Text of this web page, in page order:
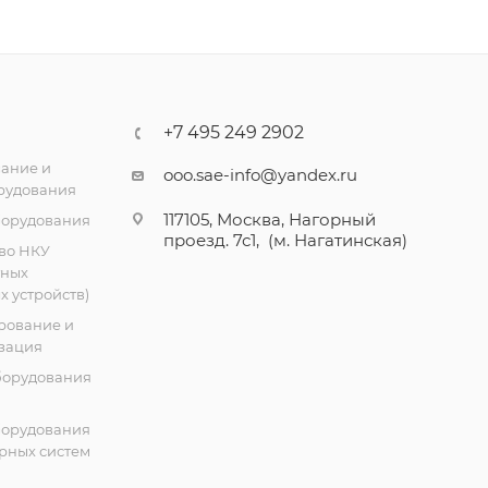
и
НКУ
устройств)
и
систем
+7 495 249 2902
ooo.sae-info@yandex.ru
117105, Москва, Нагорный
проезд. 7с1, (м. Нагатинская)